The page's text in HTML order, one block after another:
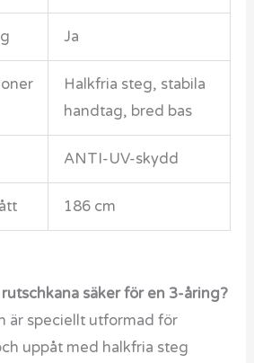
Ja
Halkfria steg, stabila
handtag, bred bas
ANTI-UV-skydd
186 cm
säker för en 3-åring?
är speciellt utformad för
uppåt med halkfria steg